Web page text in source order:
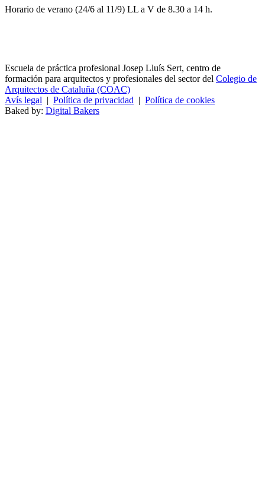
Horario de verano (24/6 al 11/9) LL a V de 8.30 a 14 h.
Escuela de práctica profesional Josep Lluís Sert, centro de
formación para arquitectos y profesionales del sector del Colegio de
Arquitectos de Cataluña (COAC)
Avís legal | Política de privacidad | Política de cookies
Baked by: Digital Bakers